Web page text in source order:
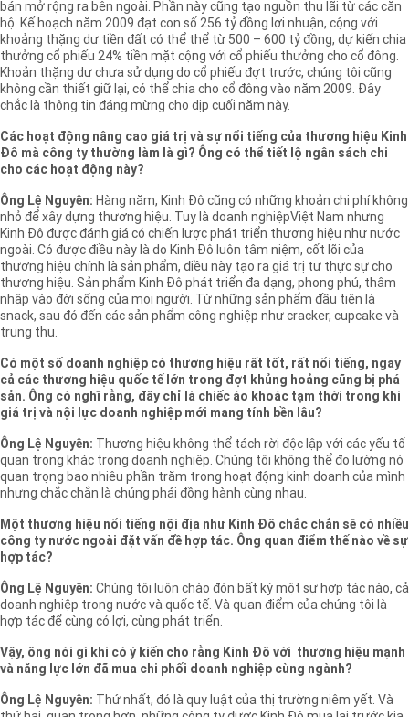
bán mở rộng ra bên ngoài. Phần này cũng tạo nguồn thu lãi từ các căn
hộ. Kế hoạch năm 2009 đạt con số 256 tỷ đồng lợi nhuận, cộng với
khoảng thặng dư tiền đất có thể thể từ 500 – 600 tỷ đồng, dự kiến chia
thưởng cổ phiếu 24% tiền mặt cộng với cổ phiếu thưởng cho cổ đông.
Khoản thặng dư chưa sử dụng do cổ phiếu đợt trước, chúng tôi cũng
không cần thiết giữ lại, có thể chia cho cổ đông vào năm 2009. Đây
chắc là thông tin đáng mừng cho dịp cuối năm này.
Các hoạt động nâng cao giá trị và sự nổi tiếng của thương hiệu Kinh
Đô mà công ty thường làm là gì? Ông có thể tiết lộ ngân sách chi
cho các hoạt động này?
Ông Lệ Nguyên: Hàng năm, Kinh Đô cũng có những khoản chi phí không
nhỏ để xây dựng thương hiệu. Tuy là doanh nghiệpViệt Nam nhưng
Kinh Đô được đánh giá có chiến lược phát triển thương hiệu như nước
ngoài. Có được điều này là do Kinh Đô luôn tâm niệm, cốt lõi của
thương hiệu chính là sản phẩm, điều này tạo ra giá trị tư thực sự cho
thương hiệu. Sản phẩm Kinh Đô phát triển đa dạng, phong phú, thâm
nhập vào đời sống của mọi người. Từ những sản phẩm đầu tiên là
snack, sau đó đến các sản phẩm công nghiệp như cracker, cupcake và
trung thu.
Có một số doanh nghiệp có thương hiệu rất tốt, rất nổi tiếng, ngay
cả các thương hiệu quốc tế lớn trong đợt khủng hoảng cũng bị phá
sản. Ông có nghĩ rằng, đây chỉ là chiếc áo khoác tạm thời trong khi
giá trị và nội lực doanh nghiệp mới mang tính bền lâu?
Ông Lệ Nguyên: Thương hiệu không thể tách rời độc lập với các yếu tố
quan trọng khác trong doanh nghiệp. Chúng tôi không thể đo lường nó
quan trọng bao nhiêu phần trăm trong hoạt động kinh doanh của mình
nhưng chắc chắn là chúng phải đồng hành cùng nhau.
Một thương hiệu nổi tiếng nội địa như Kinh Đô chắc chắn sẽ có nhiều
công ty nước ngoài đặt vấn đề hợp tác. Ông quan điểm thế nào về sự
hợp tác?
Ông Lệ Nguyên: Chúng tôi luôn chào đón bất kỳ một sự hợp tác nào, cả
doanh nghiệp trong nước và quốc tế. Và quan điểm của chúng tôi là
hợp tác để cùng có lợi, cùng phát triển.
Vậy, ông nói gì khi có ý kiến cho rằng Kinh Đô với thương hiệu mạnh
và năng lực lớn đã mua chi phối doanh nghiệp cùng ngành?
Ông Lệ Nguyên: Thứ nhất, đó là quy luật của thị trường niêm yết. Và